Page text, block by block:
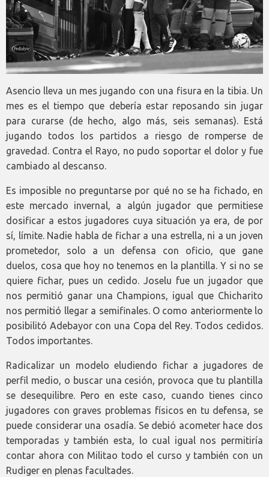
Asencio lleva un mes jugando con una fisura en la tibia. Un
mes es el tiempo que debería estar reposando sin jugar
para curarse (de hecho, algo más, seis semanas). Está
jugando todos los partidos a riesgo de romperse de
gravedad. Contra el Rayo, no pudo soportar el dolor y fue
cambiado al descanso.
Es imposible no preguntarse por qué no se ha fichado, en
este mercado invernal, a algún jugador que permitiese
dosificar a estos jugadores cuya situación ya era, de por
sí, límite. Nadie habla de fichar a una estrella, ni a un joven
prometedor, solo a un defensa con oficio, que gane
duelos, cosa que hoy no tenemos en la plantilla. Y si no se
quiere fichar, pues un cedido. Joselu fue un jugador que
nos permitió ganar una Champions, igual que Chicharito
nos permitió llegar a semifinales. O como anteriormente lo
posibilitó Adebayor con una Copa del Rey. Todos cedidos.
Todos importantes.
Radicalizar un modelo eludiendo fichar a jugadores de
perfil medio, o buscar una cesión, provoca que tu plantilla
se desequilibre. Pero en este caso, cuando tienes cinco
jugadores con graves problemas físicos en tu defensa, se
puede considerar una osadía. Se debió acometer hace dos
temporadas y también esta, lo cual igual nos permitiría
contar ahora con Militao todo el curso y también con un
Rudiger en plenas facultades.